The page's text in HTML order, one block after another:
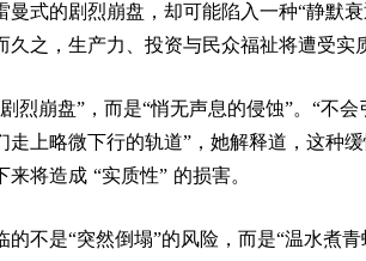
曼式的剧烈崩盘，却可能陷入一种“静默
之，生产力、投资与民众福祉将遭受实
烈崩盘”，而是“悄无声息的侵蚀”。“不
走上略微下行的轨道”，她解释道，这种
将造成 “实质性” 的损害。
的不是“突然倒塌”的风险，而是“温水煮